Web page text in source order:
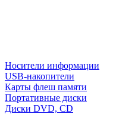
Носители информации
USB-накопители
Карты флеш памяти
Портативные диски
Диски DVD, CD